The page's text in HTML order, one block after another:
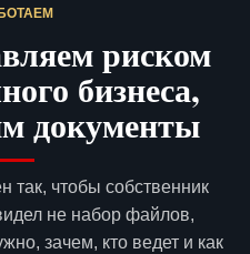
риском
бизнеса,
документы
так, чтобы собственник
не набор файлов,
зачем, кто ведет и как